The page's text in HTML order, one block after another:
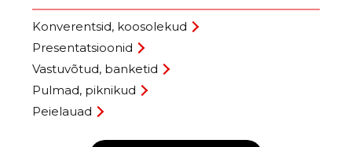
Konverentsid, koosolekud
Presentatsioonid
Vastuvõtud, banketid
Pulmad, piknikud
Peielauad